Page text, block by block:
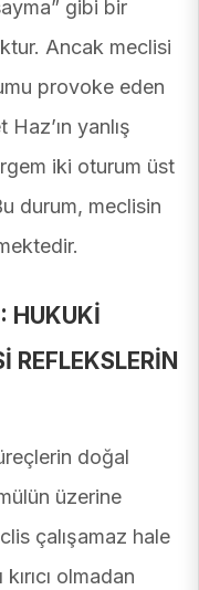
gibi bir
Ancak meclisi
provoke eden
yanlış
iki oturum üst
durum, meclisin
HUKUKİ
REFLEKSLERİN
doğal
üzerine
çalışamaz hale
olmadan